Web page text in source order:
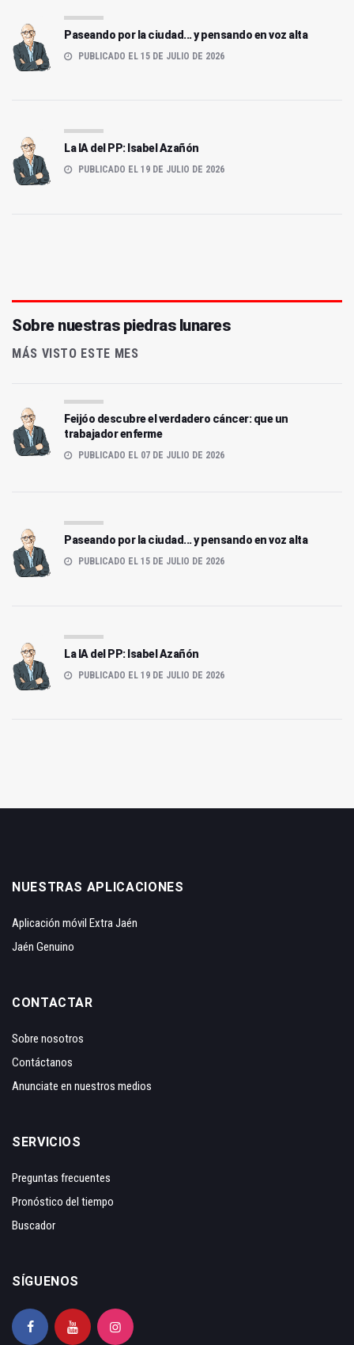
Paseando por la ciudad... y pensando en voz alta
PUBLICADO EL 15 DE JULIO DE 2026
La IA del PP: Isabel Azañón
PUBLICADO EL 19 DE JULIO DE 2026
Sobre nuestras piedras lunares
MÁS VISTO ESTE MES
Feijóo descubre el verdadero cáncer: que un
trabajador enferme
PUBLICADO EL 07 DE JULIO DE 2026
Paseando por la ciudad... y pensando en voz alta
PUBLICADO EL 15 DE JULIO DE 2026
La IA del PP: Isabel Azañón
PUBLICADO EL 19 DE JULIO DE 2026
NUESTRAS APLICACIONES
Aplicación móvil Extra Jaén
Jaén Genuino
CONTACTAR
Sobre nosotros
Contáctanos
Anunciate en nuestros medios
SERVICIOS
Preguntas frecuentes
Pronóstico del tiempo
Buscador
SÍGUENOS